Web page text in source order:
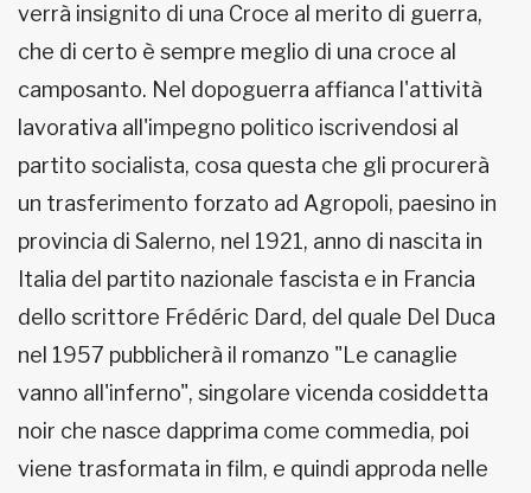
verrà insignito di una Croce al merito di guerra,
che di certo è sempre meglio di una croce al
camposanto. Nel dopoguerra affianca l'attività
lavorativa all'impegno politico iscrivendosi al
partito socialista, cosa questa che gli procurerà
un trasferimento forzato ad Agropoli, paesino in
provincia di Salerno, nel 1921, anno di nascita in
Italia del partito nazionale fascista e in Francia
dello scrittore Frédéric Dard, del quale Del Duca
nel 1957 pubblicherà il romanzo "Le canaglie
vanno all'inferno", singolare vicenda cosiddetta
noir che nasce dapprima come commedia, poi
viene trasformata in film, e quindi approda nelle